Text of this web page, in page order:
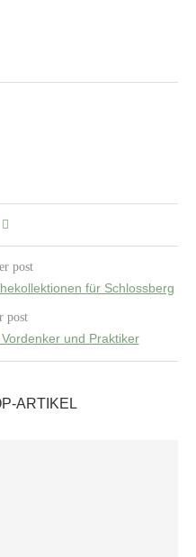
post
für Schlossberg
post
und Praktiker
ARTIKEL